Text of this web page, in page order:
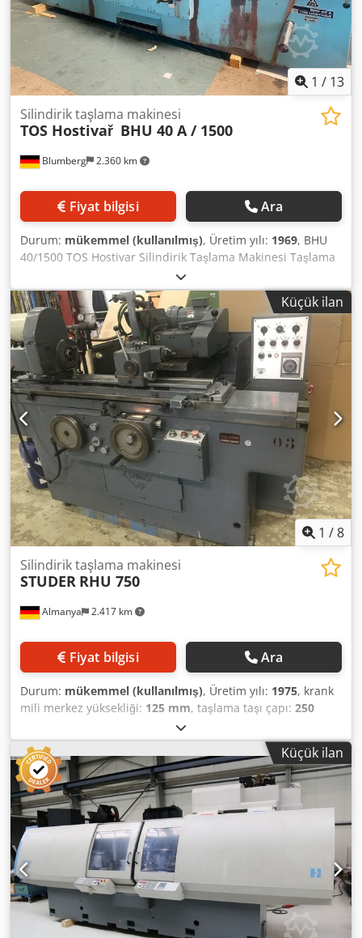
Boylamasına hareket: 2 - 500 mm Dsdpfxowhp D Us
Ahpeck Masa hareketi sürekli: 0,5 - 5 m/dak El çarkı
beslemesi: 2 ve 20/dev
1 / 13
Blumberg 2.360 km
Silindirik taşlama makinesi
TOS Hostivař BHU 40 A / 1500
Fiyat bilgisi Ara
Durum: mükemmel (kullanılmış), Üretim yılı: 1969, BHU
40/1500 TOS Hostivar Silindirik Taşlama Makinesi Taşlama
çapı: 400 mm Taşlama uzunluğu: 1500 mm İş parçasının
maksimum ağırlığı: 300 kg Taşlama taşı: 600 x 150 mm
Tablanın boyuna hareketi - x ekseni: 1 - 1790 mm Taşlama
kafası döndürülebilir +/- 45° Tablanın döndürülmesi +/- 5°
Mil koniği: Morse 5 Dcsdpezg H E Rsfx Ahpok Taşlama mili
maksimum devir: 1240 d/d / 2100 d/d Toplam güç ihtiyacı:
22 kVA Makine ağırlığı yaklaşık 7000 kg Soğutma sistemi:
una Aksesuarlar:
Küçük ilan
1 /8
Almanya 2.417 km
Silindirik taşlama makinesi
STUDER RHU 750
Fiyat bilgisi Ara
Durum: mükemmel (kullanılmış), Üretim yılı: 1975, krank
mili merkez yüksekliği: 125 mm, taşlama taşı çapı: 250
, Üretim yılı tahmini olup, 70'li yıllardan kalmadır.
Kısmen yenilenmiş, geometrisi kontrol edilmiş (tolerans
dahilinde) TEKNİK BİLGİLER Tepe yüksekliği: 125 mm
Taşlama çapı: 250 mm Taşlama uzunluğu: 750 mm Mil
gücü: 3 kW Taşlama mili kafası Devir aralığı: 1500–2420
d/dk Taşlama taş ölçüsü: ø 400x50x127 mm İş parçası mili
kafası Devir aralığı (kademesiz): 25–450 d/dk
Döndürülebilir: 90° Mil koniği: MK 5 Dodpfx Ahsid
Sqwopjck Karşı punta Pinol yuvası: MK 3 Tabla ilerlemesi
(kademesiz): 100–6000 mm/dk Maks. eğim: 10°
DONANIM/AKSESUARLAR  Karşı punta ince yan ayarlı 
Soğutma sıvısı sistemi  Sıçrama koruması  1 adet elmas
taşlı flanş  2 ek flanş  çeşitli kurulum elemanları
Küçük ilan